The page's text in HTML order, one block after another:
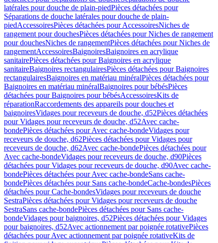
latérales pour douche de plain-piedPièces détachées pour
Séparations de douche latérales pour douche de plain-
piedAccessoiresPièces détachées pour AccessoiresNiches de
rangement pour douchesPièces détachées pour Niches de rangement
pour douchesNiches de rangementPièces détachées pour Niches de
rangementAccessoiresBaignoiresBaignoires en acrylique
sanitairePièces détachées pour Baignoires en acrylique
sanitaireBaignoires rectangulairesPièces détachées pour Baignoires
rectangulairesBaignoires en matériau minéralPièces détachées pour
Baignoires en matériau minéralBaignoires pour bébésPièces
détachées pour Baignoires pour bébésAccessoiresKits de
réparationRaccordements des appareils pour douches et
baignoiresVidages pour receveurs de douche, d52Pièces détachées
pour Vidages pour receveurs de douche, d52Avec cache-
bondePièces détachées pour Avec cache-bondeVidages pour
receveurs de douche, d62Pièces détachées pour Vidages pour
receveurs de douche, d62Avec cache-bondePièces détachées pour
Avec cache-bondeVidages pour receveurs de douche, d90Pièces
détachées pour Vidages pour receveurs de douche, d90Avec cache-
bondePièces détachées pour Avec cache-bondeSans cache-
bondePièces détachées pour Sans cache-bondeCache-bondesPièces
détachées pour Cache-bondesVidages pour receveurs de douche
SestraPièces détachées pour Vidages pour receveurs de douche
SestraSans cache-bondePièces détachées pour Sans cache-
bondeVidages pour baignoires, d52Pièces détachées pour Vidages
pour baignoires, d52Avec actionnement par poignée rotativePièces
détachées pour Avec actionnement par poignée rotativeKits de